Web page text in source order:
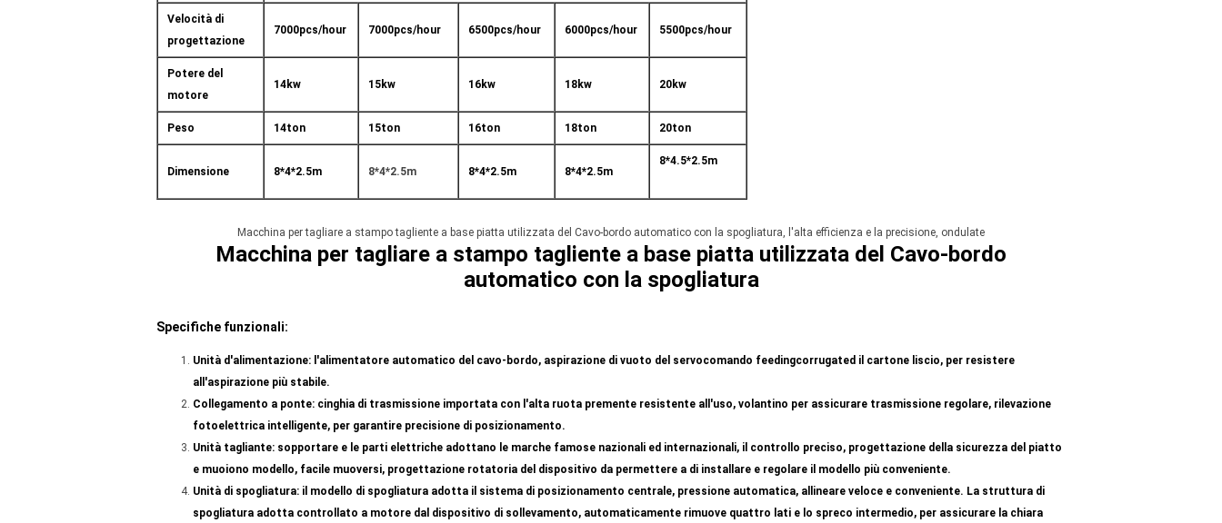
Velocità di
progettazione
7000pcs/hour 7000pcs/hour 6500pcs/hour 6000pcs/hour 5500pcs/hour
Potere del
motore
14kw 15kw 16kw 18kw 20kw
Peso 14ton 15ton 16ton 18ton 20ton
Dimensione 8*4*2.5m 8*4*2.5m 8*4*2.5m 8*4*2.5m
8*4.5*2.5m
Macchina per tagliare a stampo tagliente a base piatta utilizzata del Cavo-bordo automatico con la spogliatura, l'alta efficienza e la precisione, ondulate
Macchina per tagliare a stampo tagliente a base piatta utilizzata del Cavo-bordo
automatico con la spogliatura
Specifiche funzionali:
Unità d'alimentazione: l'alimentatore automatico del cavo-bordo, aspirazione di vuoto del servocomando feedingcorrugated il cartone liscio, per resistere
all'aspirazione più stabile.
Collegamento a ponte: cinghia di trasmissione importata con l'alta ruota premente resistente all'uso, volantino per assicurare trasmissione regolare, rilevazione
fotoelettrica intelligente, per garantire precisione di posizionamento.
Unità tagliante: sopportare e le parti elettriche adottano le marche famose nazionali ed internazionali, il controllo preciso, progettazione della sicurezza del piatto
e muoiono modello, facile muoversi, progettazione rotatoria del dispositivo da permettere a di installare e regolare il modello più conveniente.
Unità di spogliatura: il modello di spogliatura adotta il sistema di posizionamento centrale, pressione automatica, allineare veloce e conveniente. La struttura di
spogliatura adotta controllato a motore dal dispositivo di sollevamento, automaticamente rimuove quattro lati e lo spreco intermedio, per assicurare la chiara